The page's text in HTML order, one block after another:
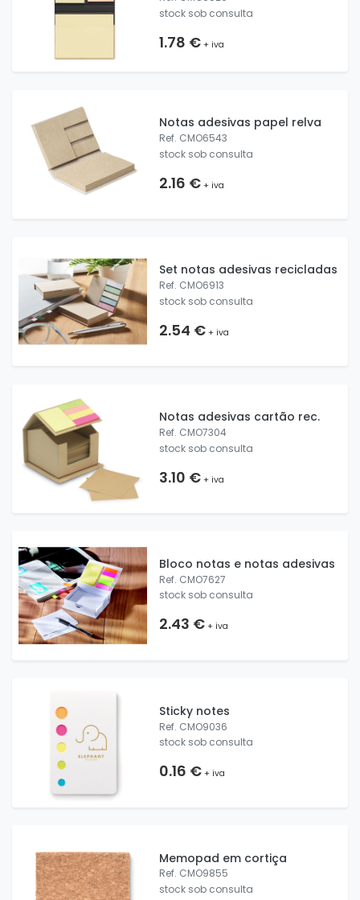
stock sob consulta
1.78 €+ iva
Notas adesivas papel relva
Ref. CMO6543
stock sob consulta
2.16 €+ iva
Set notas adesivas recicladas
Ref. CMO6913
stock sob consulta
2.54 €+ iva
Notas adesivas cartão rec.
Ref. CMO7304
stock sob consulta
3.10 €+ iva
Bloco notas e notas adesivas
Ref. CMO7627
stock sob consulta
2.43 €+ iva
Sticky notes
Ref. CMO9036
stock sob consulta
0.16 €+ iva
Memopad em cortiça
Ref. CMO9855
stock sob consulta